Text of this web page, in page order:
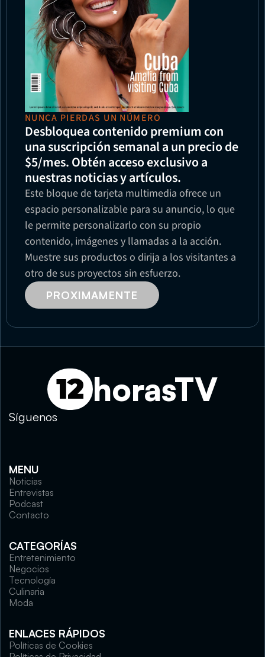
NUNCA PIERDAS UN NÚMERO
Desbloquea contenido premium con
una suscripción semanal a un precio de
$5/mes. Obtén acceso exclusivo a
nuestras noticias y artículos.
Este bloque de tarjeta multimedia ofrece un
espacio personalizable para su anuncio, lo que
le permite personalizarlo con su propio
contenido, imágenes y llamadas a la acción.
Muestre sus productos o dirija a los visitantes a
otro de sus proyectos sin esfuerzo.
PROXIMAMENTE
12 horasTV
Síguenos
MENU
Noticias
Entrevistas
Podcast
Contacto
CATEGORÍAS
Entretenimiento
Negocios
Tecnología
Culinaria
Moda
ENLACES RÁPIDOS
Políticas de Cookies